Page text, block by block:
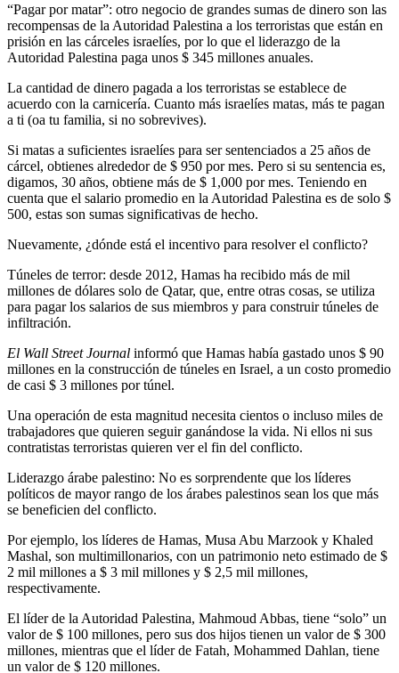
“Pagar por matar”: otro negocio de grandes sumas de dinero son las
recompensas de la Autoridad Palestina a los terroristas que están en
prisión en las cárceles israelíes, por lo que el liderazgo de la
Autoridad Palestina paga unos $ 345 millones anuales.
La cantidad de dinero pagada a los terroristas se establece de
acuerdo con la carnicería. Cuanto más israelíes matas, más te pagan
a ti (oa tu familia, si no sobrevives).
Si matas a suficientes israelíes para ser sentenciados a 25 años de
cárcel, obtienes alrededor de $ 950 por mes. Pero si su sentencia es,
digamos, 30 años, obtiene más de $ 1,000 por mes. Teniendo en
cuenta que el salario promedio en la Autoridad Palestina es de solo $
500, estas son sumas significativas de hecho.
Nuevamente, ¿dónde está el incentivo para resolver el conflicto?
Túneles de terror: desde 2012, Hamas ha recibido más de mil
millones de dólares solo de Qatar, que, entre otras cosas, se utiliza
para pagar los salarios de sus miembros y para construir túneles de
infiltración.
El Wall Street Journal informó que Hamas había gastado unos $ 90
millones en la construcción de túneles en Israel, a un costo promedio
de casi $ 3 millones por túnel.
Una operación de esta magnitud necesita cientos o incluso miles de
trabajadores que quieren seguir ganándose la vida. Ni ellos ni sus
contratistas terroristas quieren ver el fin del conflicto.
Liderazgo árabe palestino: No es sorprendente que los líderes
políticos de mayor rango de los árabes palestinos sean los que más
se beneficien del conflicto.
Por ejemplo, los líderes de Hamas, Musa Abu Marzook y Khaled
Mashal, son multimillonarios, con un patrimonio neto estimado de $
2 mil millones a $ 3 mil millones y $ 2,5 mil millones,
respectivamente.
El líder de la Autoridad Palestina, Mahmoud Abbas, tiene “solo” un
valor de $ 100 millones, pero sus dos hijos tienen un valor de $ 300
millones, mientras que el líder de Fatah, Mohammed Dahlan, tiene
un valor de $ 120 millones.